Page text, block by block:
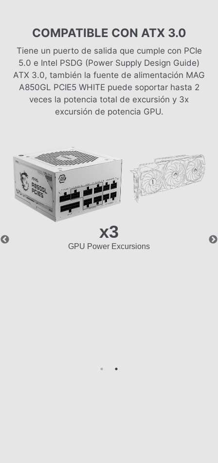
COMPATIBLE CON ATX 3.0
Tiene un puerto de salida que cumple con PCIe
5.0 e Intel PSDG (Power Supply Design Guide)
ATX 3.0, también la fuente de alimentación MAG
A850GL PCIE5 WHITE puede soportar hasta 2
veces la potencia total de excursión y 3x
excursión de potencia GPU.
x3
GPU Power Excursions